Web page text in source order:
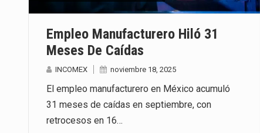
Empleo Manufacturero Hiló 31
Meses De Caídas
INCOMEX noviembre 18, 2025
El empleo manufacturero en México acumuló
31 meses de caídas en septiembre, con
retrocesos en 16…